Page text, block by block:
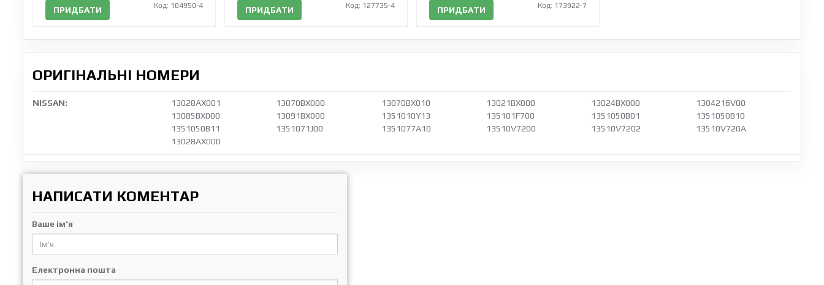
ПРИДБАТИ Код: 104950-4 ПРИДБАТИ Код: 127735-4 ПРИДБАТИ Код: 173922-7
ОРИГІНАЛЬНІ НОМЕРИ
NISSAN: 13028AX001 13070BX000 13070BX010 13021BX000 13024BX000
1304216V00
13085BX000
13091BX000 1351010Y13 135101F700 1351050B01
1351050B10
1351050B11
1351071J00 1351077A10 13510V7200 13510V7202
13510V720A
13028AX000
НАПИСАТИ КОМЕНТАР
Ваше ім'я
Електронна пошта